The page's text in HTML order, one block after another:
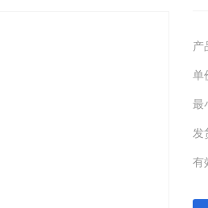
产
单
最
发
有